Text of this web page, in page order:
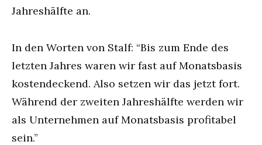
Jahreshälfte an.
In den Worten von Stalf: “Bis zum Ende des
letzten Jahres waren wir fast auf Monatsbasis
kostendeckend. Also setzen wir das jetzt fort.
Während der zweiten Jahreshälfte werden wir
als Unternehmen auf Monatsbasis profitabel
sein.”